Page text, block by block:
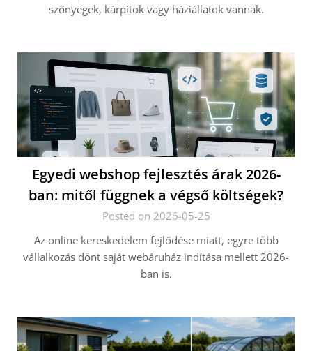
szőnyegek, kárpitok vagy háziállatok vannak.
Egyedi webshop fejlesztés árak 2026-
ban: mitől függnek a végső költségek?
Posted on 2026-05-25
Az online kereskedelem fejlődése miatt, egyre több
vállalkozás dönt saját webáruház indítása mellett 2026-
ban is.